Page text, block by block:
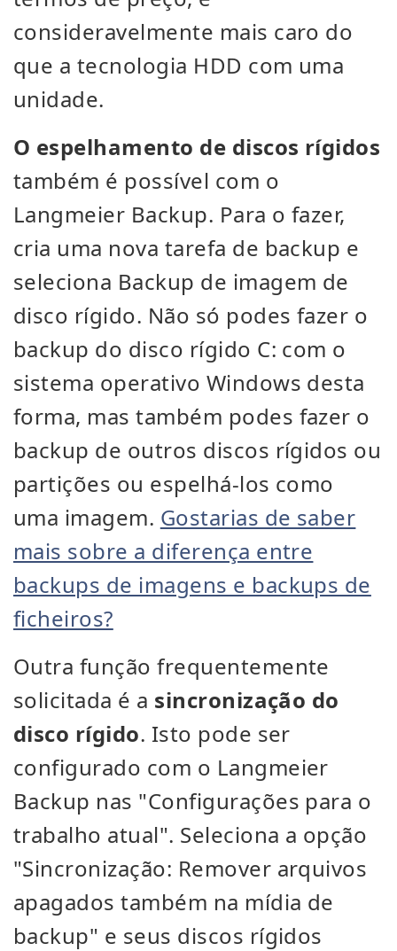
consideravelmente mais caro do
que a tecnologia HDD com uma
unidade.
O espelhamento de discos rígidos
também é possível com o
Langmeier Backup. Para o fazer,
cria uma nova tarefa de backup e
seleciona Backup de imagem de
disco rígido. Não só podes fazer o
backup do disco rígido C: com o
sistema operativo Windows desta
forma, mas também podes fazer o
backup de outros discos rígidos ou
partições ou espelhá-los como
uma imagem. Gostarias de saber
mais sobre a diferença entre
backups de imagens e backups de
ficheiros?
Outra função frequentemente
solicitada é a sincronização do
disco rígido. Isto pode ser
configurado com o Langmeier
Backup nas "Configurações para o
trabalho atual". Seleciona a opção
"Sincronização: Remover arquivos
apagados também na mídia de
backup" e seus discos rígidos